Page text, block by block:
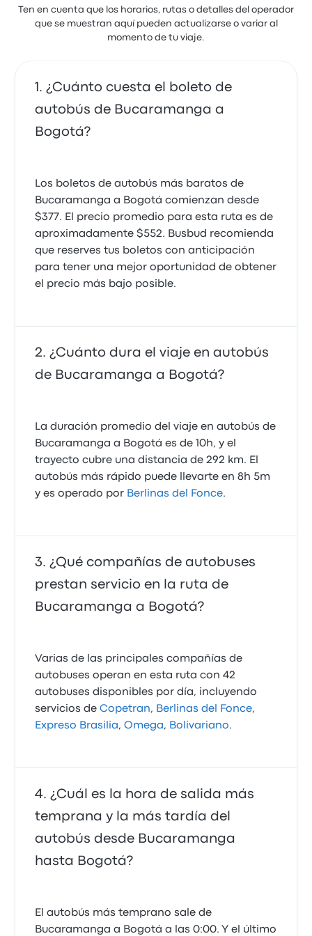
Ten en cuenta que los horarios, rutas o detalles del operador
que se muestran aquí pueden actualizarse o variar al
momento de tu viaje.
¿Cuánto cuesta el boleto de
autobús de Bucaramanga a
Bogotá?
Los boletos de autobús más baratos de
Bucaramanga a Bogotá comienzan desde
$377. El precio promedio para esta ruta es de
aproximadamente $552. Busbud recomienda
que reserves tus boletos con anticipación
para tener una mejor oportunidad de obtener
el precio más bajo posible.
¿Cuánto dura el viaje en autobús
de Bucaramanga a Bogotá?
La duración promedio del viaje en autobús de
Bucaramanga a Bogotá es de 10h, y el
trayecto cubre una distancia de 292 km. El
autobús más rápido puede llevarte en 8h 5m
y es operado por Berlinas del Fonce.
¿Qué compañías de autobuses
prestan servicio en la ruta de
Bucaramanga a Bogotá?
Varias de las principales compañías de
autobuses operan en esta ruta con 42
autobuses disponibles por día, incluyendo
servicios deCopetran, Berlinas del Fonce,
Expreso Brasilia,Omega, Bolivariano.
¿Cuál es la hora de salida más
temprana y la más tardía del
autobús desde Bucaramanga
hasta Bogotá?
El autobús más temprano sale de
Bucaramanga a Bogotá a las 0:00. Y el último